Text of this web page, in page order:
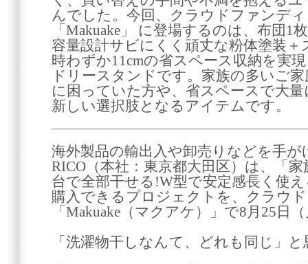
んでした。今回、クラウドファンデ
「Makuake」 に登場するのは、布団1
容量設計サビにくく頑丈な粉体塗装
時わずか11cmの省スペース収納を実
ドリースタンドです。家族の多いご
に困っていた方や、省スペースで大
新しい選択肢となるアイテムです。
海外製品の輸出入や卸売りなどを手が
RICO（本社：東京都大田区）は、「
台で全部干せる!W型で安定感長く使
購入できるプロジェクトを、クラウ
「Makuake（マクアケ）」で8月25日
「洗濯物干しなんて、どれも同じ」